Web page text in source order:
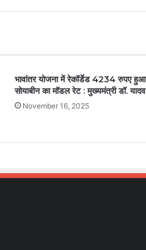
भावांतर योजना में रेकॉर्डेड 4234 रुपए हुआ
सोयाबीन का मॉडल रेट : मुख्यमंत्री डॉ. यादव
November 16, 2025